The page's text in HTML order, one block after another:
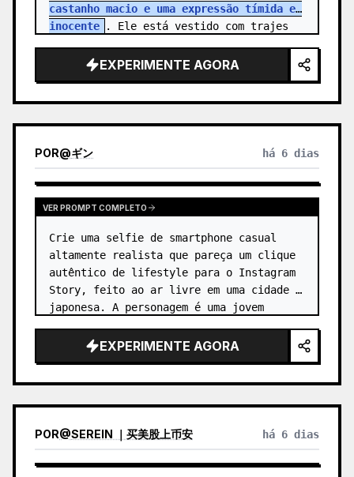
castanho macio e uma expressão tímida e
inocente
. Ele está vestido com trajes
EXPERIMENTE AGORA
POR@ギン há 6 dias
VER PROMPT COMPLETO
Crie uma selfie de smartphone casual
altamente realista que pareça um clique
autêntico de lifestyle para o Instagram
Story, feito ao ar livre em uma cidade
japonesa. A personagem é uma jovem
EXPERIMENTE AGORA
POR@SEREIN ｜买美股上币安 há 6 dias